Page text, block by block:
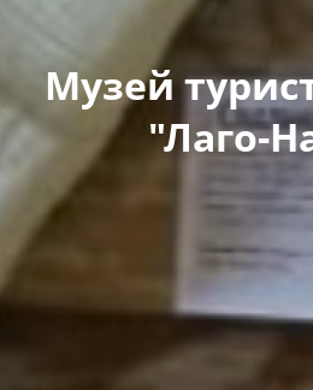
Музей
"Лаго-